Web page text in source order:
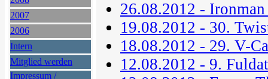
2007
2006
Intern
Mitglied werden
Impressum /
26.08.2012 -
19.08.2012 - 30.
18.08.2012 - 29. V-
12.08.2012 - 9.